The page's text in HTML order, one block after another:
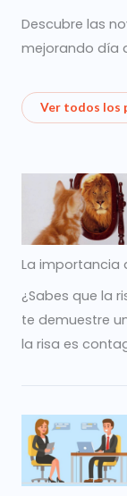
Descubre las
mejorando día
Ver todos los
La importancia
¿Sabes que la
te demuestre
la risa es